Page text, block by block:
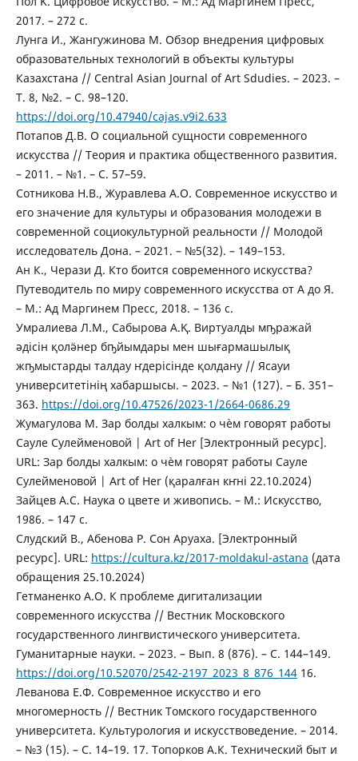
2017. – 272 с.
Лунга И., Жангужинова М. Обзор внедрения цифровых
образовательных технологий в объекты культуры
Казахстана // Central Asian Journal of Art Sdudies. – 2023. –
Т. 8, №2. – С. 98–120.
https://doi.org/10.47940/cajas.v9i2.633
Потапов Д.В. О социальной сущности современного
искусства // Теория и практика общественного развития.
– 2011. – №1. – С. 57–59.
Сотникова Н.В., Журавлева А.О. Современное искусство и
его значение для культуры и образования молодежи в
современной социокультурной реальности // Молодой
исследователь Дона. – 2021. – №5(32). – 149–153.
Ан К., Черази Д. Кто боится современного искусства?
Путеводитель по миру современного искусства от А до Я.
– М.: Ад Маргинем Пресс, 2018. – 136 с.
Умралиева Л.М., Сабырова А.Қ. Виртуалды мҧражай
әдісін қолӛнер бҧйымдары мен шығармашылық
жҧмыстарды талдау ҥдерісінде қолдану // Ясауи
университетінің хабаршысы. – 2023. – №1 (127). – Б. 351–
363. https://doi.org/10.47526/2023-1/2664-0686.29
Жумагулова М. Зар болды халкым: о чѐм говорят работы
Сауле Сулейменовой | Art of Her [Электронный ресурс].
URL: Зар болды халкым: о чѐм говорят работы Сауле
Сулейменовой | Art of Her (қаралған кҥні 22.10.2024)
Зайцев А.С. Наука о цвете и живопись. – М.: Искусство,
1986. – 147 с.
Слудский В., Абенова Р. Сон Аруаха. [Электронный
ресурс]. URL: https://cultura.kz/2017-moldakul-astana (дата
обращения 25.10.2024)
Гетманенко А.О. К проблеме дигитализации
современного искусства // Вестник Московского
государственного лингвистического университета.
Гуманитарные науки. – 2023. – Вып. 8 (876). – С. 144–149.
https://doi.org/10.52070/2542-2197_2023_8_876_14416.
Леванова Е.Ф. Cовременное искусство и его
многомерность // Вестник Томского государственного
университета. Культурология и искусствоведение. – 2014.
– №3 (15). – С. 14–19. 17. Топорков А.К. Технический быт и